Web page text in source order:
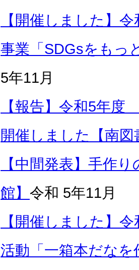
【開催しました】
事業「SDGsをもっ
5年11月
【報告】令和5年
開催しました【南図
【中間発表】手作
館】 令和 5年11月
【開催しました】
活動「一箱本だな